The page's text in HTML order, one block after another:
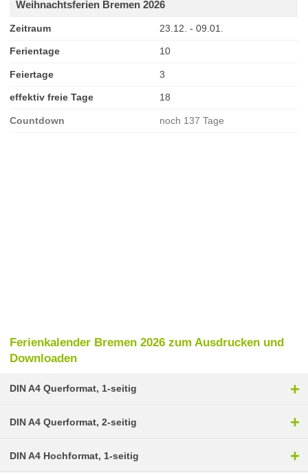
Weihnachtsferien Bremen 2026
Zeitraum 23.12. - 09.01.
Ferientage 10
Feiertage 3
effektiv freie Tage 18
Countdown noch 137 Tage
Ferienkalender Bremen 2026 zum Ausdrucken und
Downloaden
DIN A4 Querformat, 1-seitig +
DIN A4 Querformat, 2-seitig +
DIN A4 Hochformat, 1-seitig +